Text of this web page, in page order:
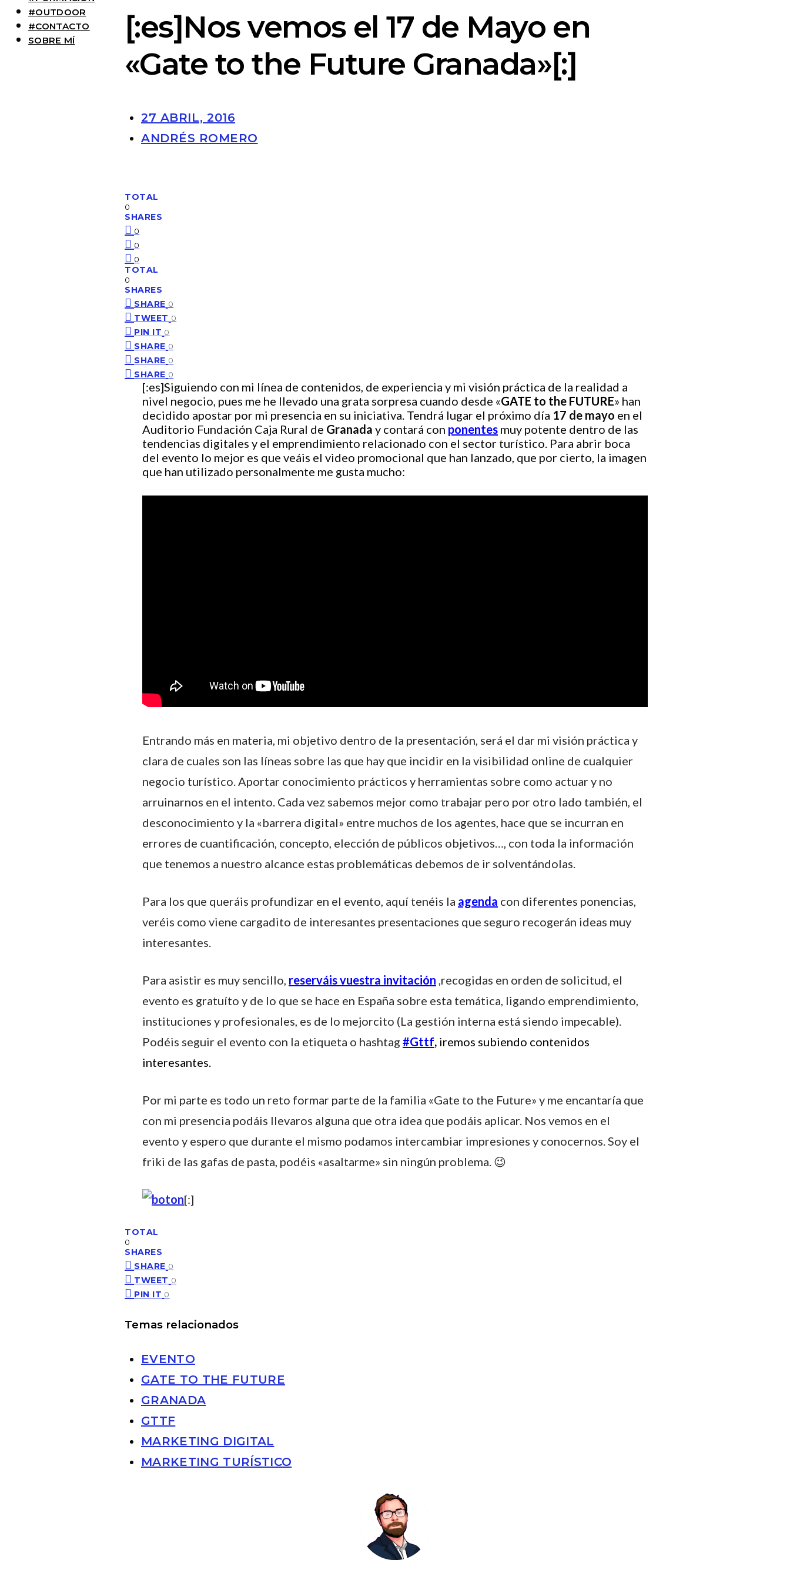
#OUTDOOR
#CONTACTO
SOBRE MÍ
[:es]Nos vemos el 17 de Mayo en
«Gate to the Future Granada»[:]
27 ABRIL, 2016
ANDRÉS ROMERO
TOTAL
0
SHARES
0
0
0
TOTAL
0
SHARES
SHARE 0
TWEET 0
PIN IT 0
SHARE 0
SHARE 0
SHARE 0
[:es]Siguiendo con mi línea de contenidos, de experiencia y mi visión práctica de la realidad a
nivel negocio, pues me he llevado una grata sorpresa cuando desde «GATE to the FUTURE» han
decidido apostar por mi presencia en su iniciativa. Tendrá lugar el próximo día 17 de mayo en el
Auditorio Fundación Caja Rural de Granada y contará con ponentes muy potente dentro de las
tendencias digitales y el emprendimiento relacionado con el sector turístico. Para abrir boca
del evento lo mejor es que veáis el video promocional que han lanzado, que por cierto, la imagen
que han utilizado personalmente me gusta mucho:
Entrando más en materia, mi objetivo dentro de la presentación, será el dar mi visión práctica y
clara de cuales son las líneas sobre las que hay que incidir en la visibilidad online de cualquier
negocio turístico. Aportar conocimiento prácticos y herramientas sobre como actuar y no
arruinarnos en el intento. Cada vez sabemos mejor como trabajar pero por otro lado también, el
desconocimiento y la «barrera digital» entre muchos de los agentes, hace que se incurran en
errores de cuantificación, concepto, elección de públicos objetivos…, con toda la información
que tenemos a nuestro alcance estas problemáticas debemos de ir solventándolas.
Para los que queráis profundizar en el evento, aquí tenéis la agenda con diferentes ponencias,
veréis como viene cargadito de interesantes presentaciones que seguro recogerán ideas muy
interesantes.
Para asistir es muy sencillo, reserváis vuestra invitación ,recogidas en orden de solicitud, el
evento es gratuíto y de lo que se hace en España sobre esta temática, ligando emprendimiento,
instituciones y profesionales, es de lo mejorcito (La gestión interna está siendo impecable).
Podéis seguir el evento con la etiqueta o hashtag #Gttf, iremos subiendo contenidos
interesantes.
Por mi parte es todo un reto formar parte de la familia «Gate to the Future» y me encantaría que
con mi presencia podáis llevaros alguna que otra idea que podáis aplicar. Nos vemos en el
evento y espero que durante el mismo podamos intercambiar impresiones y conocernos. Soy el
friki de las gafas de pasta, podéis «asaltarme» sin ningún problema. 😉
[:]
TOTAL
0
SHARES
SHARE 0
TWEET 0
PIN IT 0
Temas relacionados
EVENTO
GATE TO THE FUTURE
GRANADA
GTTF
MARKETING DIGITAL
MARKETING TURÍSTICO